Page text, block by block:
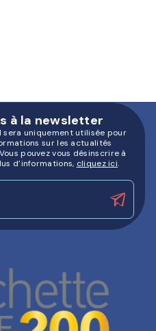
à la newsletter
sera uniquement utilisée pour
sur les actualités
pouvez vous désinscrire à
d’informations, cliquez ici.